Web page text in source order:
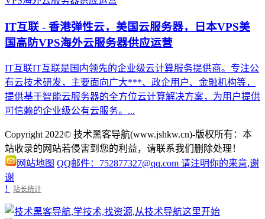
IT互联 - 香港弹性云，美国云服务器，日本VPS美
国高防VPS海外云服务器供应运营
IT互联IT互联是国内领先的企业级云计算服务提供商。专注公
有云技术研发，主要面向广大***、政企用户、金融机构等，
提供基于智能云服务器的全方位云计算解决方案，为用户提供
可信赖的企业级公有云服务。...
Copyright 2022© 技术黑客导航(www.jshkw.cn)-版权所有：本
站收录的网站若侵害到您的利益，请联系我们删除处理！
网站地图 QQ邮件：752877327@qq.com 请注明你的来意,谢
谢
!
站长统计